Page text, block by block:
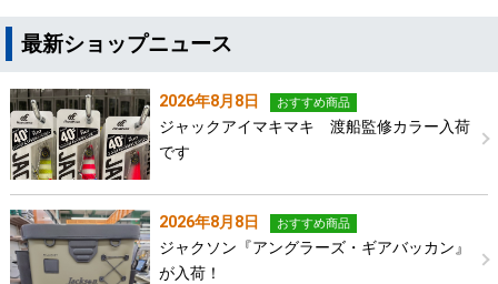
最新ショップニュース
2026年8月8日 おすすめ商品
ジャックアイマキマキ 渡船監修カラー入荷
です
2026年8月8日 おすすめ商品
ジャクソン『アングラーズ・ギアバッカン』
が入荷！